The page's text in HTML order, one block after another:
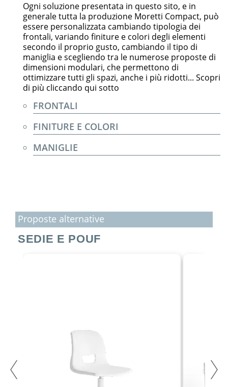
Ogni soluzione presentata in questo sito, e in
generale tutta la produzione Moretti Compact, può
essere personalizzata cambiando tipologia dei
frontali, variando finiture e colori degli elementi
secondo il proprio gusto, cambiando il tipo di
maniglia e scegliendo tra le numerose proposte di
dimensioni modulari, che permettono di
ottimizzare tutti gli spazi, anche i più ridotti... Scopri
di più cliccando qui sotto
FRONTALI
FINITURE E COLORI
MANIGLIE
Proposte alternative
SEDIE E POUF